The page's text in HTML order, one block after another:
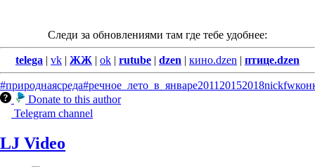
Следи за обновлениями там где тебе удобнее:
telega | vk | ЖЖ | ok | rutube | dzen | кино.dzen | птице.dzen
#природнаясреда#речное_лето_в_январе2011 20152018nickfw
Donate to this author
Telegram channel
LJ Video